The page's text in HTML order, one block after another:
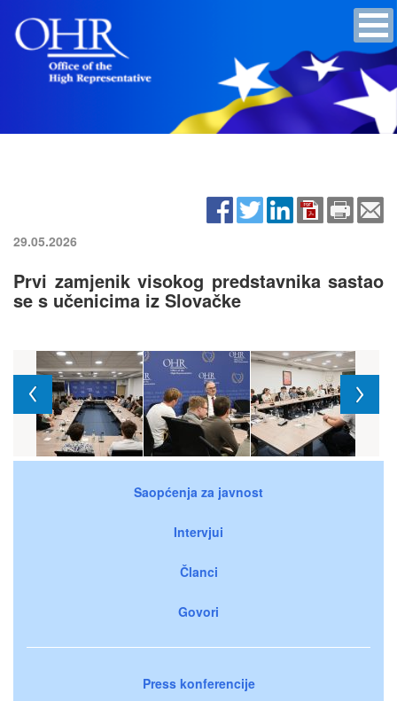
29.05.2026
Prvi zamjenik visokog predstavnika sastao
se s učenicima iz Slovačke
Saopćenja za javnost
Intervjui
Članci
Govori
Press konferencije